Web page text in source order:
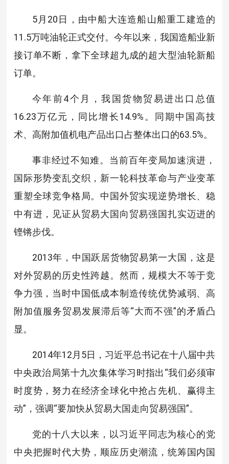
5月20日，由中船大连造船山船重工建造的
11.5万吨油轮正式交付。今年以来，我国造船业新
接订单不断，拿下全球超九成的超大型油轮新船
订单。
今年前4个月，我国货物贸易进出口总值
16.23万亿元，同比增长14.9%。同期中国高技
术、高附加值机电产品出口占整体出口的63.5%。
事非经过不知难。当前百年变局加速演进，
国际形势变乱交织，新一轮科技革命与产业变革
重塑全球竞争格局。中国外贸实现逆势增长、稳
中有进，见证从贸易大国向贸易强国扎实迈进的
铿锵步伐。
2013年，中国跃居货物贸易第一大国，这是
对外贸易的历史性跨越。然而，规模大不等于竞
争力强，当时中国低成本制造传统优势减弱、高
附加值服务贸易发展滞后等“大而不强”的矛盾凸
显。
2014年12月5日，习近平总书记在十八届中共
中央政治局第十九次集体学习时指出“我们必须审
时度势，努力在经济全球化中抢占先机、赢得主
动”，强调“要加快从贸易大国走向贸易强国”。
党的十八大以来，以习近平同志为核心的党
中央把握时代大势，顺应历史潮流，统筹国内国